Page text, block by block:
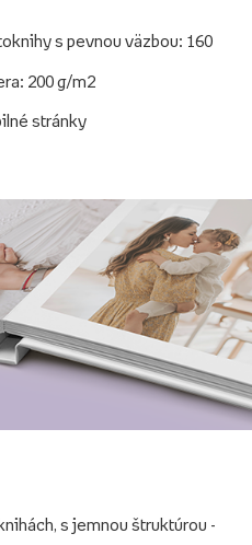
s pevnou väzbou: 160
200 g/m2
stránky
s jemnou štruktúrou -